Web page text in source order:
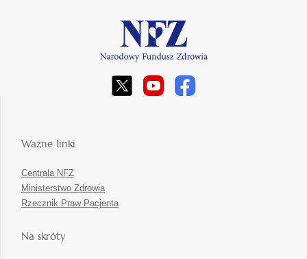
Ważne linki
Centrala NFZ
Ministerstwo Zdrowia
Rzecznik Praw Pacjenta
Na skróty